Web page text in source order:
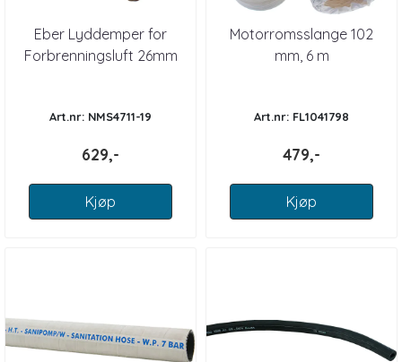
Eber Lyddemper for
Forbrenningsluft 26mm
Art.nr: NMS4711-19
629,-
Kjøp
Motorromsslange 102
mm, 6 m
Art.nr: FL1041798
479,-
Kjøp